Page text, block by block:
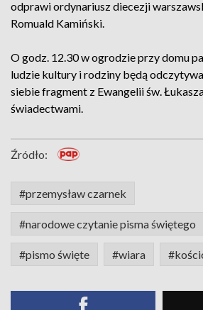
odprawi ordynariusz diecezji
Romuald Kamiński.
O godz. 12.30 w ogrodzie przy domu
ludzie kultury i rodziny będą
siebie fragment z Ewangelii św.
świadectwami.
Źródło:
#przemysław czarnek
#narodowe czytanie pisma świętego
#pismo święte #wiara